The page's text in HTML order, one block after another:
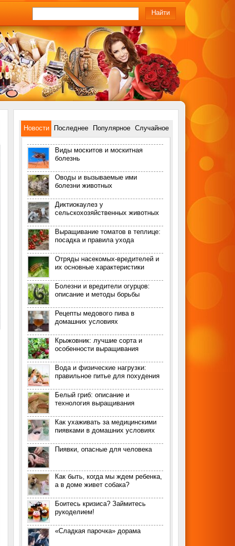
Новости Последнее Популярное Случайное
Виды москитов и москитная
болезнь
Оводы и вызываемые ими
болезни животных
Диктиокаулез у
сельскохозяйственных животных
Выращивание томатов в теплице:
посадка и правила ухода
Отряды насекомых-вредителей и
их основные характеристики
Болезни и вредители огурцов:
описание и методы борьбы
Рецепты медового пива в
домашних условиях
Крыжовник: лучшие сорта и
особенности выращивания
Вода и физические нагрузки:
правильное питье для похудения
Белый гриб: описание и
технология выращивания
Как ухаживать за медицинскими
пиявками в домашних условиях
Пиявки, опасные для человека
Как быть, когда мы ждем ребенка,
а в доме живет собака?
Боитесь кризиса? Займитесь
рукоделием!
«Сладкая парочка» дорама